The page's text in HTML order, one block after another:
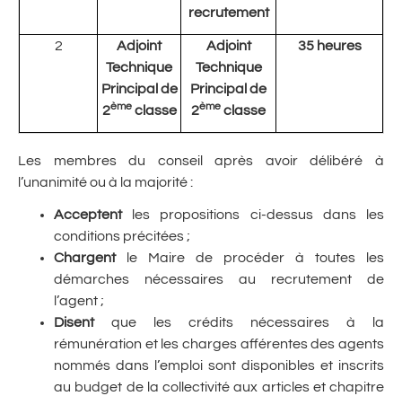
recrutement
2
Adjoint
Technique
Principal de
2èmeclasse
Adjoint
Technique
Principal de
2ème classe
35 heures
Les membres du conseil après avoir délibéré à
l’unanimité ou à la majorité :
Acceptentles propositions ci-dessus dans les
conditions précitées ;
Chargentle Maire de procéder à toutes les
démarches nécessaires au recrutement de
l’agent ;
Disentque les crédits nécessaires à la
rémunération et les charges afférentes des agents
nommés dans l’emploi sont disponibles et inscrits
au budget de la collectivité aux articles et chapitre